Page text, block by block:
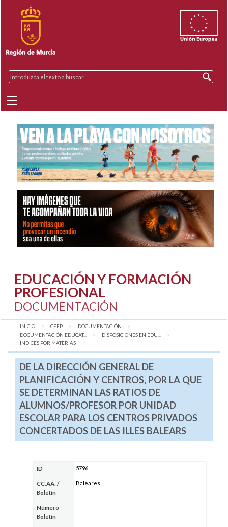
EDUCACIÓN Y FORMACIÓN
PROFESIONAL
DOCUMENTACIÓN
INICIO CEFP
DOCUMENTACIÓN
DOCUMENTACIÓN EDUCAT...
DISPOSICIONES EN EDU...
AQUÍ:
ÍNDICES POR MATERIAS
DE LA DIRECCIÓN GENERAL DE
PLANIFICACIÓN Y CENTROS, POR LA QUE
SE DETERMINAN LAS RATIOS DE
ALUMNOS/PROFESOR POR UNIDAD
ESCOLAR PARA LOS CENTROS PRIVADOS
CONCERTADOS DE LAS ILLES BALEARS
ID 5796
CC.AA. /
Boletín
Baleares
Número
Boletín